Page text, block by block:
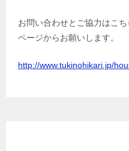
お問い合わせとご協力はこ
ページからお願いします。
http://www.tukinohikari.jp/